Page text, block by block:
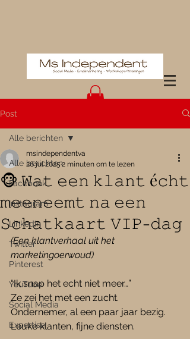
Post
Alle berichten
Facebook
Instagram
LinkedIn
Twitter
Pinterest
YouTube
Social Media
Expertise
Alle berichten
🐵 𝚆𝚊𝚝 𝚎𝚎𝚗 𝚔𝚕𝚊𝚗𝚝 é𝚌𝚑𝚝
𝚖𝚎𝚎𝚗𝚎𝚎𝚖𝚝 𝚗𝚊 𝚎𝚎𝚗
𝚂𝚌𝚑𝚊𝚝𝚔𝚊𝚊𝚛𝚝 𝚅𝙸𝙿-𝚍𝚊𝚐
msindependentva
26 jul 20252 minuten om te lezen
(Een klantverhaal uit het
marketingoerwoud)
“Ik snap het echt niet meer…”
Ze zei het met een zucht.
Ondernemer, al een paar jaar bezig.
Leuke klanten, fijne diensten.